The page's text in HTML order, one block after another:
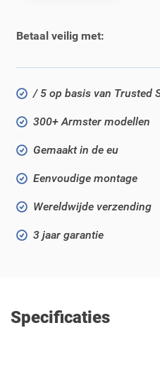
Betaal veilig met:
/ 5 op basis van Trusted
300+ Armster modellen
Gemaakt in de eu
Eenvoudige montage
Wereldwijde verzending
3 jaar garantie
Specificaties